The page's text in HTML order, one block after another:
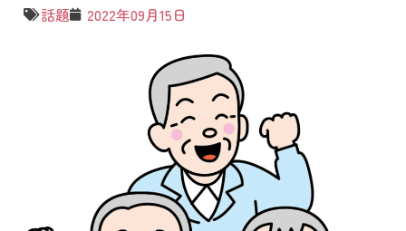
話題 2022年09月15日